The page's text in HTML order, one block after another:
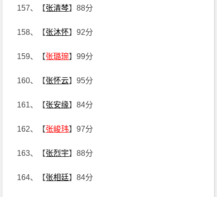
157、【张清棽】88分
158、【张沐怀】92分
159、【张璐琬】99分
160、【张怀云】95分
161、【张安缘】84分
162、【张峻玮】97分
163、【张烈宇】88分
164、【张相廷】84分